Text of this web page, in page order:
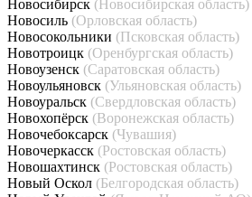
Новосибирск (Новосибирская область)
Новосиль (Орловская область)
Новосокольники (Псковская область)
Новотроицк (Оренбургская область)
Новоузенск (Саратовская область)
Новоульяновск (Ульяновская область)
Новоуральск (Свердловская область)
Новохопёрск (Воронежская область)
Новочебоксарск (Чувашия)
Новочеркасск (Ростовская область)
Новошахтинск (Ростовская область)
Новый Оскол (Белгородская область)